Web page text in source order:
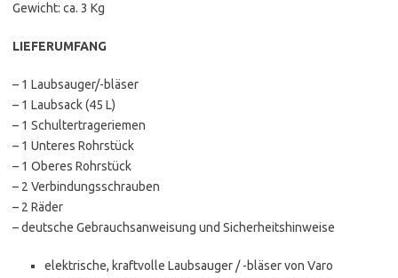
Gewicht: ca. 3 Kg
LIEFERUMFANG
– 1 Laubsauger/-bläser
– 1 Laubsack (45 L)
– 1 Schultertrageriemen
– 1 Unteres Rohrstück
– 1 Oberes Rohrstück
– 2 Verbindungsschrauben
– 2 Räder
– deutsche Gebrauchsanweisung und Sicherheitshinweise
elektrische, kraftvolle Laubsauger / -bläser von Varo